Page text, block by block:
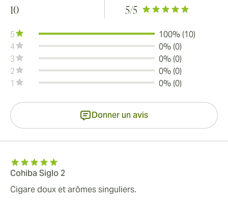
10 5/5
5
100% (10)
4
0% (0)
3
0% (0)
2
0% (0)
1
0% (0)
Donner un avis
Cohiba Siglo 2
Cigare doux et arômes singuliers.